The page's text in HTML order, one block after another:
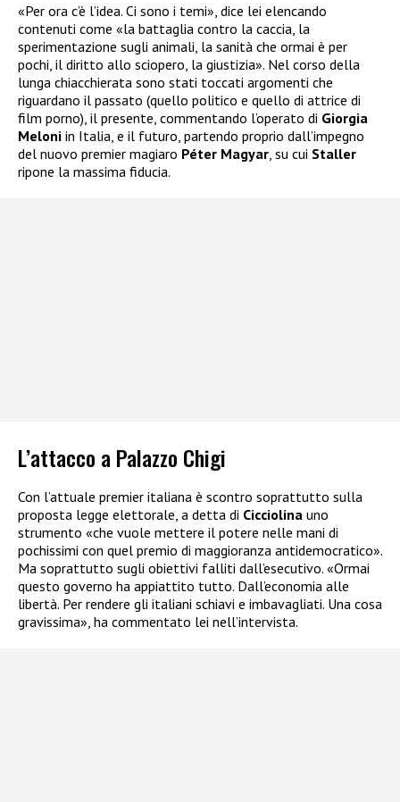
«Per ora c’è l’idea. Ci sono i temi», dice lei elencando
contenuti come «la battaglia contro la caccia, la
sperimentazione sugli animali, la sanità che ormai è per
pochi, il diritto allo sciopero, la giustizia». Nel corso della
lunga chiacchierata sono stati toccati argomenti che
riguardano il passato (quello politico e quello di attrice di
film porno), il presente, commentando l’operato di Giorgia
Meloni in Italia, e il futuro, partendo proprio dall’impegno
del nuovo premier magiaro Péter Magyar , su cui Staller
ripone la massima fiducia.
L’attacco a Palazzo Chigi
Con l’attuale premier italiana è scontro soprattutto sulla
proposta legge elettorale, a detta di Cicciolina uno
strumento «che vuole mettere il potere nelle mani di
pochissimi con quel premio di maggioranza antidemocratico».
Ma soprattutto sugli obiettivi falliti dall’esecutivo. «Ormai
questo governo ha appiattito tutto. Dall’economia alle
libertà. Per rendere gli italiani schiavi e imbavagliati. Una cosa
gravissima», ha commentato lei nell’intervista.